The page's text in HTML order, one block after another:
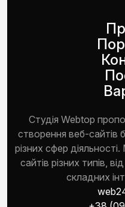
Студія Webtop
створення веб-сайтів
різних сфер
сайтів різних типів,
складних